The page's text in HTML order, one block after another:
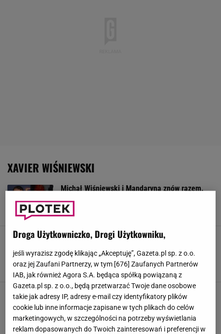
XAVIER WIŚNIEWSKI
Michał Wiśniewski i Mandaryna znów razem.
Anna Goworek,
Siostra Fabijańskiego i syn Wiśniewskiego
nie spodziewał
Dawid Rodak,26 MARCA 2026, 16:05
Syn Wiśniewskiego nie gryzł się w język,
mówiąc o patchworkowej rodzinie. "Na maturze
bym się pogubił"
Dominika Kowalska,20 MARCA 2026, 17:36
Droga Użytkowniczko, Drogi Użytkowniku,
jeśli wyrazisz zgodę klikając „Akceptuję”, Gazeta.pl sp. z o.o.
oraz jej Zaufani Partnerzy, w tym [676] Zaufanych Partnerów
IAB, jak również Agora S.A. będąca spółką powiązaną z
Gazeta.pl sp. z o.o., będą przetwarzać Twoje dane osobowe
takie jak adresy IP, adresy e-mail czy identyfikatory plików
cookie lub inne informacje zapisane w tych plikach do celów
marketingowych, w szczególności na potrzeby wyświetlania
reklam dopasowanych do Twoich zainteresowań i preferencji w